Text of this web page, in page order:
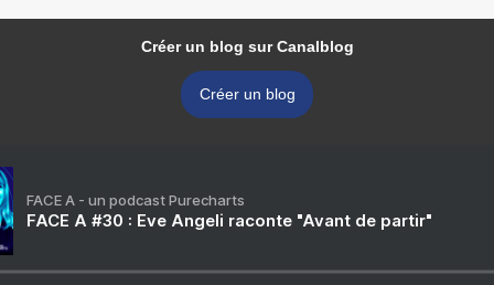
Créer un blog sur Canalblog
Créer un blog
FACE A - un podcast Purecharts
FACE A #30 : Eve Angeli raconte "Avant de partir"